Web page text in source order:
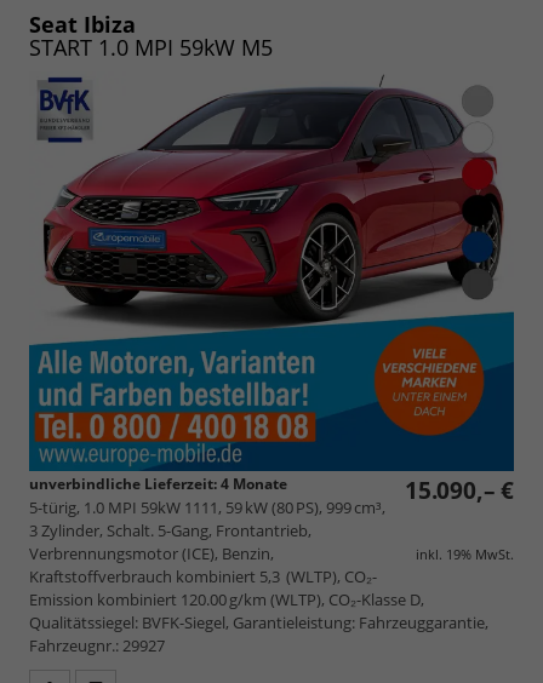
Seat Ibiza
START 1.0 MPI 59kW M5
15.090,– €
inkl. 19% MwSt.
unverbindliche Lieferzeit:4 Monate
5-türig, 1.0 MPI 59kW 1111, 59 kW (80 PS), 999 cm³,
3 Zylinder, Schalt. 5-Gang, Frontantrieb,
Verbrennungsmotor (ICE), Benzin,
Kraftstoffverbrauch kombiniert 5,3 (WLTP), CO₂-
Emission kombiniert 120.00 g/km (WLTP), CO₂-Klasse D,
Qualitätssiegel: BVFK-Siegel, Garantieleistung: Fahrzeuggarantie,
Fahrzeugnr.: 29927